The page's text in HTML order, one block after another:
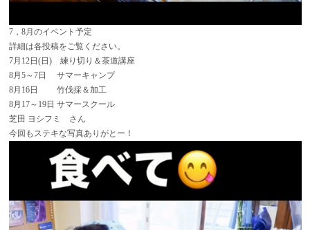
7，8月のイベント予定
詳細は各投稿をご覧ください。
7月12日(日) 練り切り＆茶道講座
8月5～7日 サマーキャンプ
8月16日 竹伐採＆加工
8月17～19日 サマースクール
芝田 ヨシフミ さん
今回もステキな写真ありがとー！